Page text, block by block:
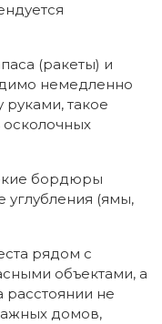
(ракеты) и
немедленно
руками, такое
осколочных
бордюры
углубления (ямы,
рядом с
объектами, а
расстоянии не
домов,